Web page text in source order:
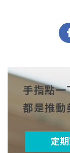
手指點
都是推
定